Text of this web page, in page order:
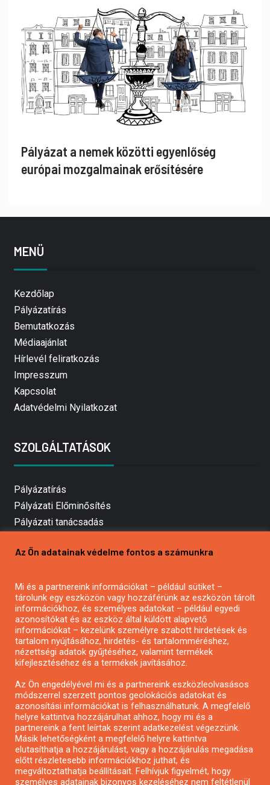
Pályázat a nemek közötti egyenlőség
európai mozgalmainak erősítésére
MENÜ
Kezdőlap
Pályázatírás
Bemutatkozás
Médiaajánlat
Hírlevél feliratkozás
Impresszum
Kapcsolat
Adatvédelmi Nyilatkozat
SZOLGÁLTATÁSOK
Pályázatírás
Pályázati Előminősítés
Pályázati tanácsadás
Mezőgazdasági pályázatírás
Pályázatírás civil szervezeteknek
Pályázatírás önkormányzatoknak
Pályázatfigyelés
Specifikus pályázatfigyelés vagy hírlevél
Pályázatok magánszemélyeknek
Pályázatok civil szervezeteknek
Pályázatok vállalkozásoknak
Önkormányzati pályázatok
Az Ön adatainak védelme fontos a számunkra
Mi és a partnereink információkat – például sütiket –
tárolunk egy eszközön vagy hozzáférünk az eszközön tárolt
információkhoz, és személyes adatokat – például egyedi
azonosítókat és az eszköz által küldött alapvető
információkat – kezelünk személyre szabott hirdetések és
tartalom nyújtásához, hirdetés- és tartalomméréshez,
nézettségi adatok gyűjtéséhez, valamint termékek
kifejlesztéséhez és a termékek javításához.
Az Ön engedélyével mi és a partnereink eszközleolvasásos
módszerrel szerzett pontos geolokációs adatokat és
azonosítási információkat is felhasználhatunk. A megfelelő
helyre kattintva hozzájárulhat ahhoz, hogy mi és a
partnereink a fent leírtak szerint adatkezelést végezzünk.
Másik lehetőségként a megfelelő helyre kattintva
elutasíthatja a hozzájárulást, vagy a hozzájárulás megadása
előtt részletesebb információkhoz juthat, és
megváltoztathatja beállításait. Felhívjuk figyelmét, hogy
személyes adatainak bizonyos kezeléséhez nem feltétlenül